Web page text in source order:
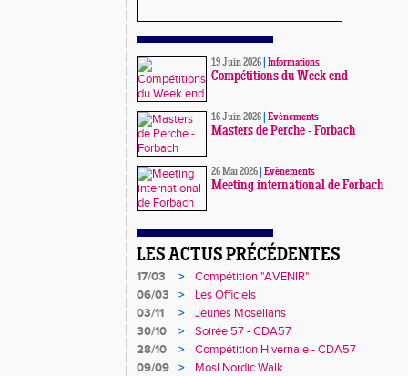
19 Juin 2026 Informations
Compétitions du Week end
16 Juin 2026 Evènements
Masters de Perche - Forbach
26 Mai 2026 Evènements
Meeting international de Forbach
LES ACTUS PRÉCÉDENTES
17/03 >
Compétition "AVENIR"
06/03
>
Les Officiels
03/11
>
Jeunes Mosellans
30/10
>
Soirée 57 - CDA57
28/10
>
Compétition Hivernale - CDA57
09/09
>
Mosl Nordic Walk